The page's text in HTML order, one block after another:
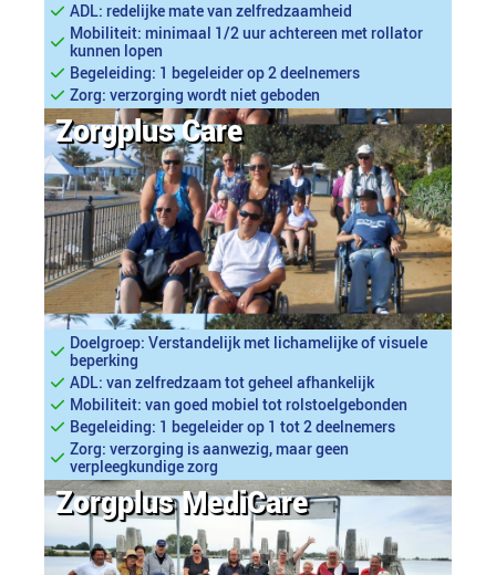
ADL: redelijke mate van zelfredzaamheid
Mobiliteit: minimaal 1/2 uur achtereen met rollator
kunnen lopen
Begeleiding: 1 begeleider op 2 deelnemers
Zorg: verzorging wordt niet geboden
Zorgplus Care
Doelgroep: Verstandelijk met lichamelijke of visuele
beperking
ADL: van zelfredzaam tot geheel afhankelijk
Mobiliteit: van goed mobiel tot rolstoelgebonden
Begeleiding: 1 begeleider op 1 tot 2 deelnemers
Zorg: verzorging is aanwezig, maar geen
verpleegkundige zorg
Zorgplus MediCare